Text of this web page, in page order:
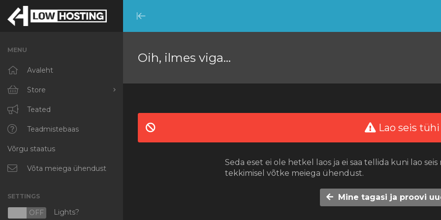
Minimize
Menu
MENU
Avaleht
Store
Browse All
RKVMPROTECTED
IKVMPROTECTED
XKVMPROTECTED
Protected Web Hosting
Teated
Teadmistebaas
Võrgu staatus
Võta meiega ühendust
SETTINGS
OFF Lights?
Oih, ilmes viga…
Lao seis tühi
Seda eset ei ole hetkel laos ja ei saa tellida kuni lao
tekkimisel võtke meiega ühendust.
Mine tagasi ja proovi